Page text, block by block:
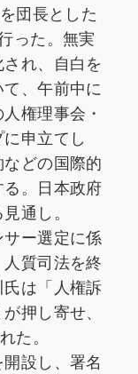
団長とした
った。無実
れ、自白を
、午前中に
権理事会・
申立てし
どの国際的
。日本政府
通し。
ー選定に係
質司法を終
は「人権訴
押し寄せ、
た。
開設し、署名